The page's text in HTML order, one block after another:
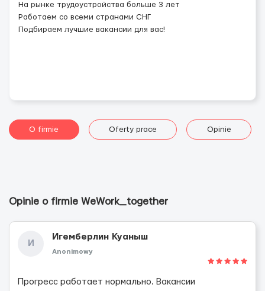
На рынке трудоустройства больше 3 лет
Работаем со всеми странами СНГ
Подбираем лучшие вакансии для вас!
O firmie Oferty prace Opinie
Opinie o firmie WeWork_together
И
Игемберлин Куаныш
Anonimowy
Прогресс работает нормально. Вакансии